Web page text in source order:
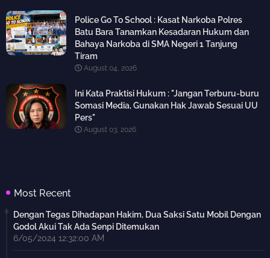
Police Go To School : Kasat Narkoba Polres
Batu Bara Tanamkan Kesadaran Hukum dan
Bahaya Narkoba di SMA Negeri 1 Tanjung
Tiram
August 04, 2026
Ini Kata Praktisi Hukum : "Jangan Terburu-buru
Somasi Media, Gunakan Hak Jawab Sesuai UU
Pers"
August 03, 2026
Most Recent
Dengan Tegas Dihadapan Hakim, Dua Saksi Satu Mobil Dengan
Godol Akui Tak Ada Senpi Ditemukan
6/05/2024 12:32:00 AM